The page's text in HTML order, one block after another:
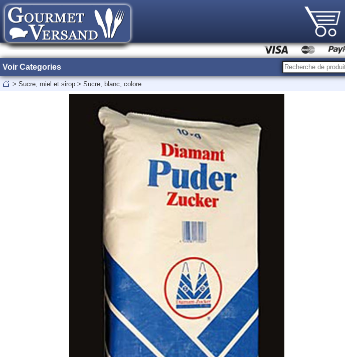
Voir Categories
> Sucre, miel et sirop > Sucre, blanc, colore